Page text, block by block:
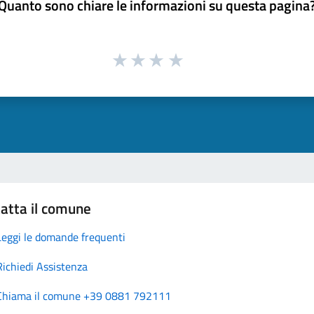
sono chiare le informazioni su questa
il comune
le domande frequenti
Assistenza
il comune +39 0881 792111